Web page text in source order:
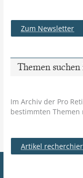
Zum Newsletter
Themen
Im Archiv der Pro
bestimmten Themen
Artikel